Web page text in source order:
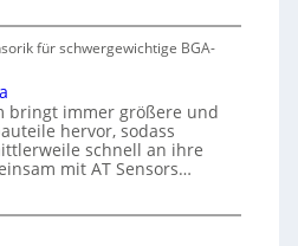
für schwergewichtige BGA-
bringt immer größere und
hervor, sodass
schnell an ihre
mit AT Sensors…